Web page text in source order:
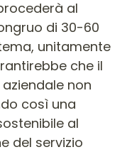
al
di 30-60
unitamente
che il
non
così una
al
del servizio